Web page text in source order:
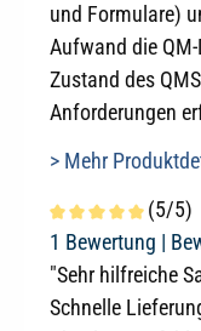
und Formulare)
Aufwand die
Zustand des
Anforderungen
> Mehr
Durchschnittliche
(5/5)
1 Bewertung |
"Sehr hilfreiche
Schnelle